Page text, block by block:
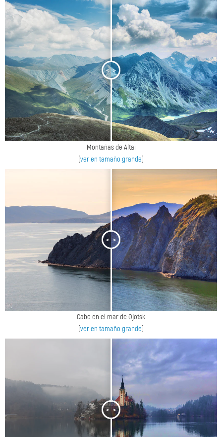
< >
Montañas de Altai
(ver en tamaño grande)
< >
Cabo en el mar de Ojotsk
(ver en tamaño grande)
< >